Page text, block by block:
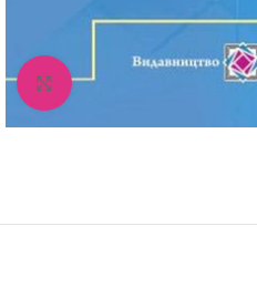
Збільшити зображення